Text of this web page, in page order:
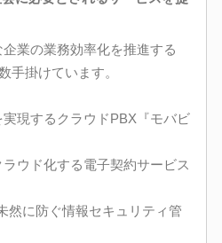
業の業務効率化を推進する
手掛けています。
現するクラウドPBX『モバビ
ウド化する電子契約サービス
に防ぐ情報セキュリティ管